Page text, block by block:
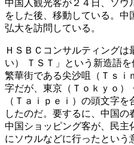
中国人観光客が２４日、ソウ
をした後、移動している。
弘大を訪問している。
ＨＳＢＣコンサルティング
い） ＴＳＴ」という新造語
繁華街である尖沙咀（Ｔｓ
字だが、東京（Ｔｏｋｙｏ）
（Ｔａｉｐｅｉ）の頭文字
したのだ。要するに、中国
中国ショッピング客が、民主
にソウルなどに行ったという